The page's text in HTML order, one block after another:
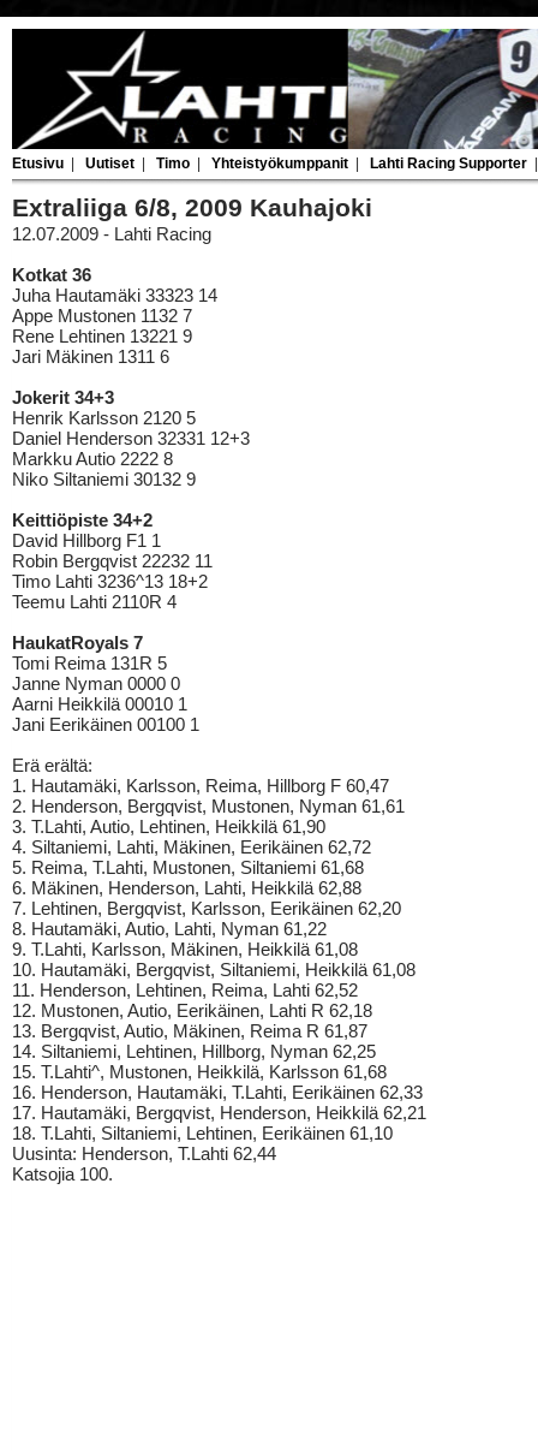
Etusivu Uutiset Timo Yhteistyökumppanit Lahti Racing Supporter
Extraliiga 6/8, 2009 Kauhajoki
12.07.2009 - Lahti Racing
Kotkat 36
Juha Hautamäki 33323 14
Appe Mustonen 1132 7
Rene Lehtinen 13221 9
Jari Mäkinen 1311 6
Jokerit 34+3
Henrik Karlsson 2120 5
Daniel Henderson 32331 12+3
Markku Autio 2222 8
Niko Siltaniemi 30132 9
Keittiöpiste 34+2
David Hillborg F1 1
Robin Bergqvist 22232 11
Timo Lahti 3236^13 18+2
Teemu Lahti 2110R 4
HaukatRoyals 7
Tomi Reima 131R 5
Janne Nyman 0000 0
Aarni Heikkilä 00010 1
Jani Eerikäinen 00100 1
Erä erältä:
1. Hautamäki, Karlsson, Reima, Hillborg F 60,47
2. Henderson, Bergqvist, Mustonen, Nyman 61,61
3. T.Lahti, Autio, Lehtinen, Heikkilä 61,90
4. Siltaniemi, Lahti, Mäkinen, Eerikäinen 62,72
5. Reima, T.Lahti, Mustonen, Siltaniemi 61,68
6. Mäkinen, Henderson, Lahti, Heikkilä 62,88
7. Lehtinen, Bergqvist, Karlsson, Eerikäinen 62,20
8. Hautamäki, Autio, Lahti, Nyman 61,22
9. T.Lahti, Karlsson, Mäkinen, Heikkilä 61,08
10. Hautamäki, Bergqvist, Siltaniemi, Heikkilä 61,08
11. Henderson, Lehtinen, Reima, Lahti 62,52
12. Mustonen, Autio, Eerikäinen, Lahti R 62,18
13. Bergqvist, Autio, Mäkinen, Reima R 61,87
14. Siltaniemi, Lehtinen, Hillborg, Nyman 62,25
15. T.Lahti^, Mustonen, Heikkilä, Karlsson 61,68
16. Henderson, Hautamäki, T.Lahti, Eerikäinen 62,33
17. Hautamäki, Bergqvist, Henderson, Heikkilä 62,21
18. T.Lahti, Siltaniemi, Lehtinen, Eerikäinen 61,10
Uusinta: Henderson, T.Lahti 62,44
Katsojia 100.